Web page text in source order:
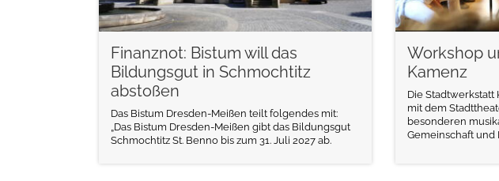
Finanznot: Bistum will das
Bildungsgut in Schmochtitz
abstoßen
Das Bistum Dresden-Meißen teilt folgendes mit:
„Das Bistum Dresden-Meißen gibt das Bildungsgut
Schmochtitz St. Benno bis zum 31. Juli 2027 ab.
Workshop
Kamenz
Die Stadtwerkstatt
mit dem
besonderen
Gemeinschaft und